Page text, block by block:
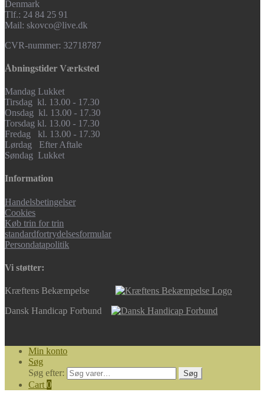
Denmark
Tlf.: 24 84 25 91
Mail: skovco@live.dk
CVR-nummer: 32718787
Åbningstider Værksted
Mandag Lukket
Tirsdag kl. 13.00 - 17.30
Onsdag kl. 13.00 - 17.30
Torsdag kl. 13.00 - 17.30
Fredag kl. 13.00 - 17.30
Lørdag Efter Aftale
Søndag Lukket
Information
Handelsbetingelser
Cookies
Køb trin for trin
standardfortrydelsesformular
Persondatapolitik
Vi støtter:
Kræftens Bekæmpelse
Dansk Handicap Forbund
Min konto
Søg
Søg efter:
Søg
Cart 0